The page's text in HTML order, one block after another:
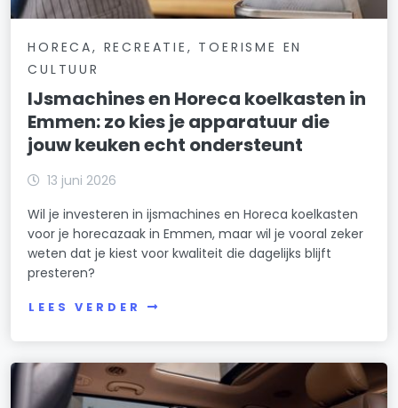
HORECA, RECREATIE, TOERISME EN
CULTUUR
IJsmachines en Horeca koelkasten in
Emmen: zo kies je apparatuur die
jouw keuken echt ondersteunt
13 juni 2026
Wil je investeren in ijsmachines en Horeca koelkasten
voor je horecazaak in Emmen, maar wil je vooral zeker
weten dat je kiest voor kwaliteit die dagelijks blijft
presteren?
LEES VERDER